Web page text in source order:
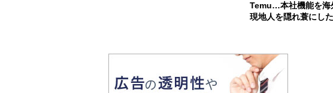
Temu…本社機能を海
現地人を隠れ蓑にし